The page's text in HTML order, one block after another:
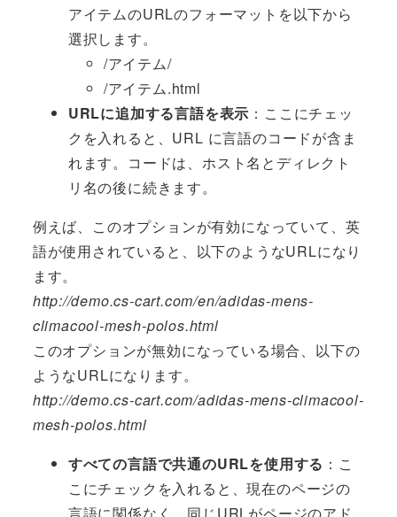
アイテムのURLのフォーマットを以下から
選択します。
/アイテム/
/アイテム.html
URLに追加する言語を表示 ：ここにチェッ
クを入れると、URL に言語のコードが含ま
れます。コードは、ホスト名とディレクト
リ名の後に続きます。
例えば、このオプションが有効になっていて、英
語が使用されていると、以下のようなURLになり
ます。
http://demo.cs-cart.com/en/adidas-mens-
climacool-mesh-polos.html
このオプションが無効になっている場合、以下の
ようなURLになります。
http://demo.cs-cart.com/adidas-mens-climacool-
mesh-polos.html
すべての言語で共通のURLを使用する ：こ
こにチェックを入れると、現在のページの